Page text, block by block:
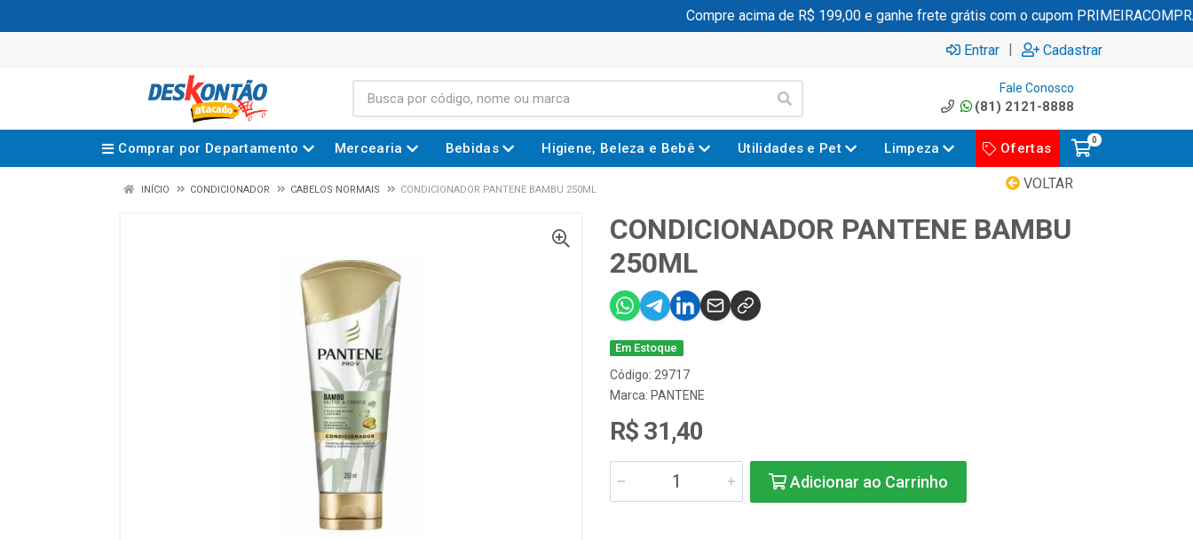
Compre acima de R$ 199,00 e ganhe frete grátis com o cupom PRIMEIRACOMPRA
Entrar | Cadastrar
Fale Conosco
(81) 2121-8888
Comprar por Departamento Mercearia Bebidas Higiene, Beleza e Bebê Utilidades e Pet Limpeza Ofertas
0
VOLTAR
INÍCIO CONDICIONADOR CABELOS NORMAIS CONDICIONADOR PANTENE BAMBU 250ML
CONDICIONADOR PANTENE BAMBU
250ML
Em Estoque
Código: 29717
Marca: PANTENE
R$ 31,40
Adicionar ao Carrinho